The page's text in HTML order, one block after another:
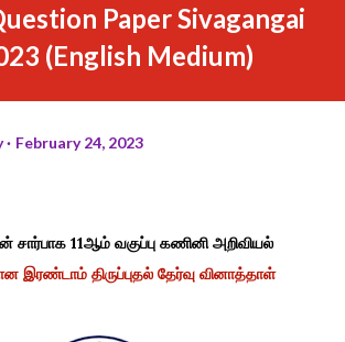
Paper Sivagangai
(English Medium)
February 24, 2023
சார்பாக 11ஆம் வகுப்பு கணினி அறிவியல்
இரண்டாம் திருப்புதல் தேர்வு வினாத்தாள்